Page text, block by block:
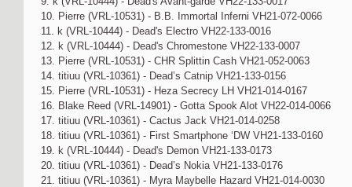
10. Pierre (VRL-10531) - B.B. Immortal Inferni VH21-072-0066
11. k (VRL-10444) - Dead's Electro VH22-133-0016
12. k (VRL-10444) - Dead's Chromestone VH22-133-0007
13. Pierre (VRL-10531) - CHR Splittin Cash VH21-052-0063
14. titiuu (VRL-10361) - Dead’s Catnip VH21-133-0156
15. Pierre (VRL-10531) - Heza Secrecy LH VH21-014-0167
16. Blake Reed (VRL-14901) - Gotta Spook Alot VH22-014-0066
17. titiuu (VRL-10361) - Cactus Jack VH21-014-0258
18. titiuu (VRL-10361) - First Smartphone ‘DW VH21-133-0160
19. k (VRL-10444) - Dead's Demon VH21-133-0173
20. titiuu (VRL-10361) - Dead’s Nokia VH21-133-0176
21. titiuu (VRL-10361) - Myra Maybelle Hazard VH21-014-0030